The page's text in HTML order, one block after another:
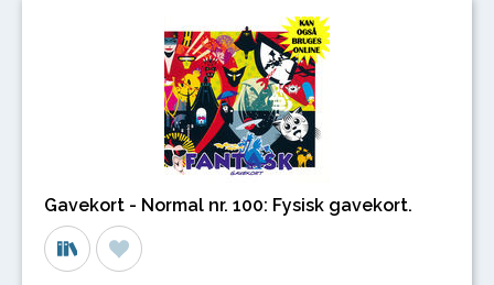
Gavekort - Normal nr. 100: Fysisk gavekort.